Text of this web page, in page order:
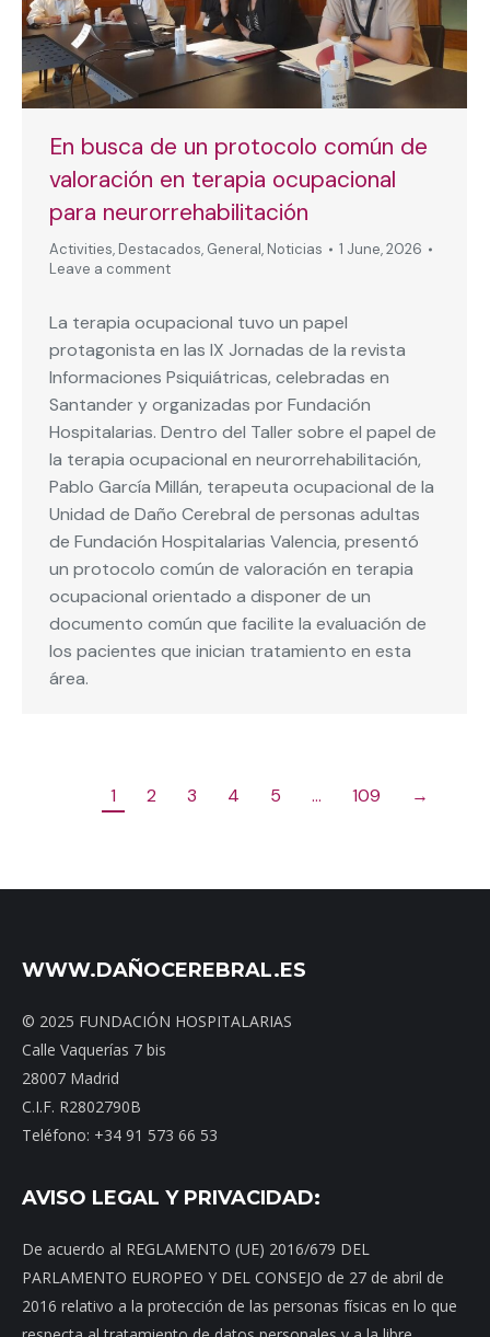
En busca de un protocolo común de
valoración en terapia ocupacional
para neurorrehabilitación
Activities, Destacados, General, Noticias
1 June, 2026
Leave a comment
La terapia ocupacional tuvo un papel
protagonista en las IX Jornadas de la revista
Informaciones Psiquiátricas, celebradas en
Santander y organizadas por Fundación
Hospitalarias. Dentro del Taller sobre el papel de
la terapia ocupacional en neurorrehabilitación,
Pablo García Millán, terapeuta ocupacional de la
Unidad de Daño Cerebral de personas adultas
de Fundación Hospitalarias Valencia, presentó
un protocolo común de valoración en terapia
ocupacional orientado a disponer de un
documento común que facilite la evaluación de
los pacientes que inician tratamiento en esta
área.
1 2 3 4 5 … 109 →
WWW.DAÑOCEREBRAL.ES
© 2025 FUNDACIÓN HOSPITALARIAS
Calle Vaquerías 7 bis
28007 Madrid
C.I.F. R2802790B
Teléfono: +34 91 573 66 53
AVISO LEGAL Y PRIVACIDAD:
De acuerdo al REGLAMENTO (UE) 2016/679 DEL
PARLAMENTO EUROPEO Y DEL CONSEJO de 27 de abril de
2016 relativo a la protección de las personas físicas en lo que